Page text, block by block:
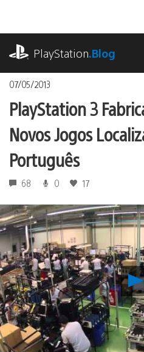
o
conteúdoPlayStation.Blog
07/05/2013
PlayStation 3
Novos Jogos
Português
68 0 17